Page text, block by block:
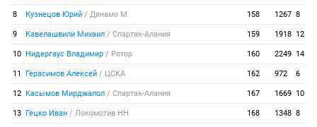
8 Кузнецов Юрий / Динамо М 158 1267 8
9 Кавелашвили Михаил / Спартак-Алания 159 1918 12
10 Нидергаус Владимир / Ротор 160 2249 14
11 Герасимов Алексей / ЦСКА 162 972 6
12 Касымов Мирджалол / Спартак-Алания 167 1669 10
13 Гецко Иван / Локомотив НН 168 1348 8